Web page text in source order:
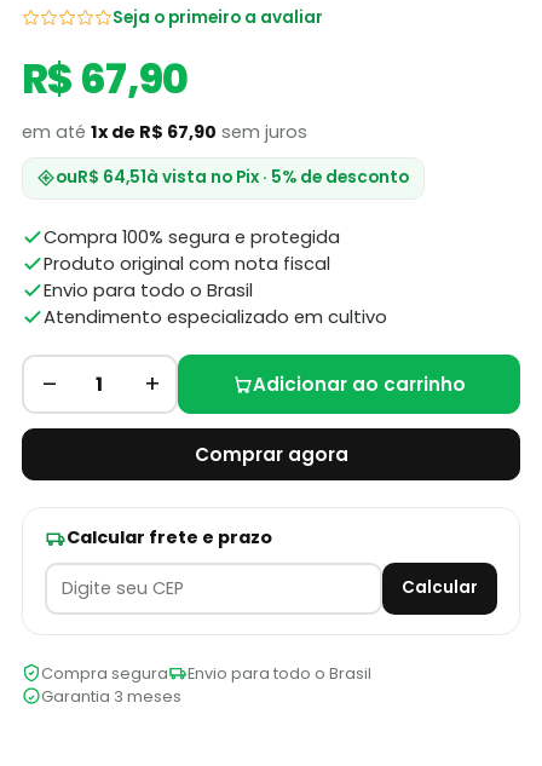
Seja o primeiro a avaliar
R$ 67,90
em até 1x de R$ 67,90 sem juros
ouR$ 64,51à vista no Pix · 5% de desconto
Compra 100% segura e protegida
Produto original com nota fiscal
Envio para todo o Brasil
Atendimento especializado em cultivo
– 1 + Adicionar ao carrinho
Comprar agora
Calcular frete e prazo
Calcular
Compra segura
Envio para todo o Brasil
Garantia 3 meses